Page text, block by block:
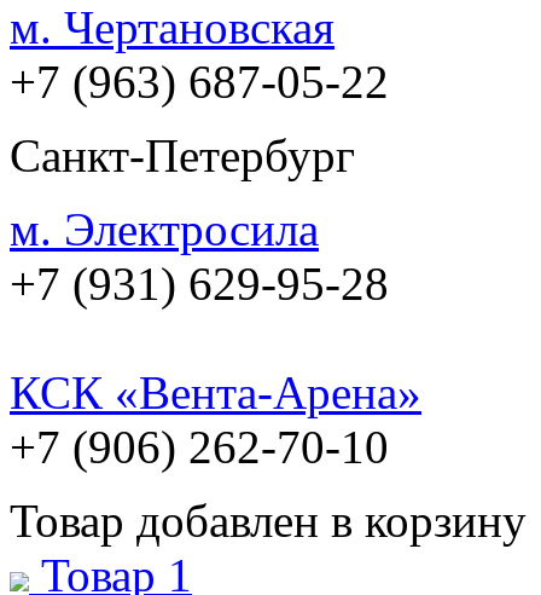
м. Чертановская
+7 (963) 687-05-22
Санкт-Петербург
м. Электросила
+7 (931) 629-95-28
КСК «Вента-Арена»
+7 (906) 262-70-10
Товар добавлен в корзину
Товар 1